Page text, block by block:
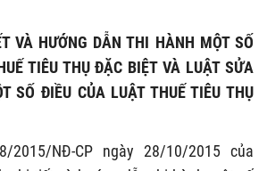
VÀ HƯỚNG DẪN THI HÀNH MỘT SỐ
TIÊU THỤ ĐẶC BIỆT VÀ LUẬT SỬA
SỐ ĐIỀU CỦA LUẬT THUẾ TIÊU THỤ
2015/NĐ-CP ngày 28/10/2015 của